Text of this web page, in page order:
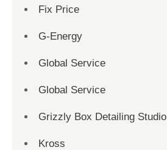
Fix Price
G-Energy
Global Service
Global Service
Grizzly Box Detailing Studio
Kross